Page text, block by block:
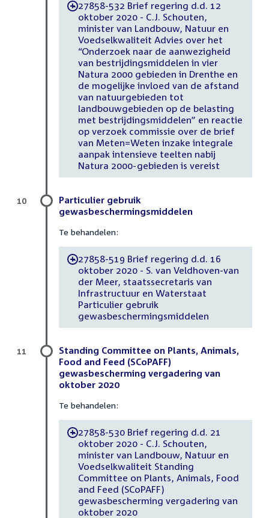
-27858-532 Brief regering d.d. 12
oktober 2020 - C.J. Schouten,
minister van Landbouw, Natuur en
Voedselkwaliteit Advies over het
“Onderzoek naar de aanwezigheid
van bestrijdingsmiddelen in vier
Natura 2000 gebieden in Drenthe en
de mogelijke invloed van de afstand
van natuurgebieden tot
landbouwgebieden op de belasting
met bestrijdingsmiddelen” en reactie
op verzoek commissie over de brief
van Meten=Weten inzake integrale
aanpak intensieve teelten nabij
Natura 2000-gebieden is vereist
Particulier gebruik
gewasbeschermingsmiddelen
Te behandelen:
-27858-519 Brief regering d.d. 16
oktober 2020 - S. van Veldhoven-van
der Meer, staatssecretaris van
Infrastructuur en Waterstaat
Particulier gebruik
gewasbeschermingsmiddelen
10
Standing Committee on Plants, Animals,
Food and Feed (SCoPAFF)
gewasbescherming vergadering van
oktober 2020
Te behandelen:
-27858-530 Brief regering d.d. 21
oktober 2020 - C.J. Schouten,
minister van Landbouw, Natuur en
Voedselkwaliteit Standing
Committee on Plants, Animals, Food
and Feed (SCoPAFF)
gewasbescherming vergadering van
oktober 2020
11